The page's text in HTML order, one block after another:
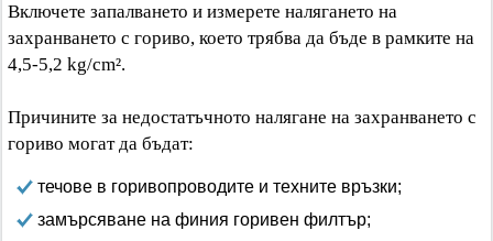
Включете запалването и измерете налягането на
захранването с гориво, което трябва да бъде в рамките на
4,5-5,2 kg/cm².
Причините за недостатъчното налягане на захранването с
гориво могат да бъдат:
течове в горивопроводите и техните връзки;
замърсяване на финия горивен филтър;